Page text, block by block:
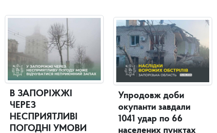
В ЗАПОРІЖЖІ
ЧЕРЕЗ
НЕСПРИЯТЛИВІ
ПОГОДНІ УМОВИ
Упродовж доби
окупанти завдали
1041 удар по 66
населених пунктах